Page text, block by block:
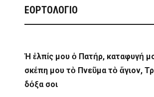
ΕΟΡΤΟΛΟΓΙΟ
Ἡ ἐλπίς μου ὁ Πατήρ, καταφυγή
σκέπη μου τὸ Πνεῦμα τὸ ἅγιον,
δόξα σοι